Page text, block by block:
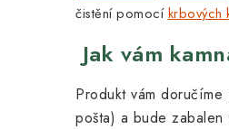
čistění pomocíkrbových
Jak vám
Produkt vám doručíme
pošta) a bude zabalen